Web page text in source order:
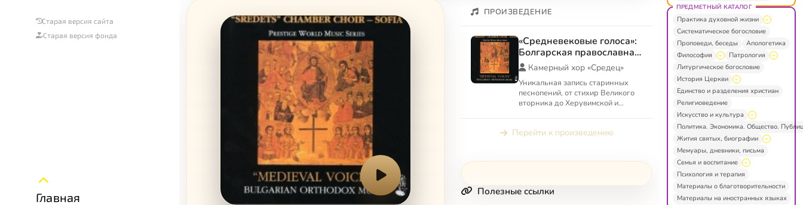
Старая версия сайта
Старая версия фонда
Главная
ПРОИЗВЕДЕНИЕ
«Средневековые голоса»:
Болгарская православная
музыка
Камерный хор «Средец»
Уникальная запись старинных
песнопений, от стихир Великого
вторника до Херувимской и
такие к...
Перейти к произведению
Полезные ссылки
ПРЕДМЕТНЫЙ КАТАЛОГ
Практика духовной жизни
Систематическое богословие
Проповеди, беседы
Апологетика
Философия
Патрология
Литургическое богословие
История Церкви
Единство и разделения христиан
Религиоведение
Искусство и культура
Политика. Экономика. Общество.
Жития святых, биографии
Мемуары, дневники, письма
Семья и воспитание
Психология и терапия
Материалы о благотворительности
Материалы на иностранных языках